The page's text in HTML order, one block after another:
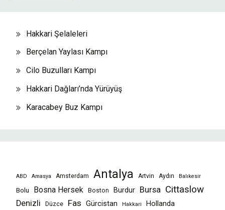
Hakkari Şelaleleri
Berçelan Yaylası Kampı
Cilo Buzulları Kampı
Hakkari Dağları’nda Yürüyüş
Karacabey Buz Kampı
ABD Amasya Amsterdam Antalya Artvin Aydın Balıkesir
Bolu Bosna Hersek Boston Burdur Bursa Cittaslow
Denizli Düzce Fas Gürcistan Hakkari
Hollanda